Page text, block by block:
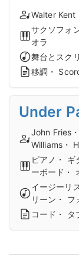
Walter Kent
サクソフォ
オラ
舞台とスク
移調・
Under
John Fries
Williams・
ピアノ・ ギ
ーボード・
イージーリ
リーン・ フ
コード・ タ